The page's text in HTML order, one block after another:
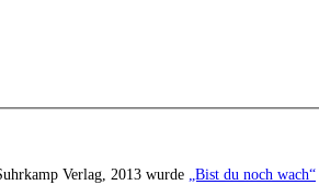
Verlag, 2013 wurde „Bist du noch wach“